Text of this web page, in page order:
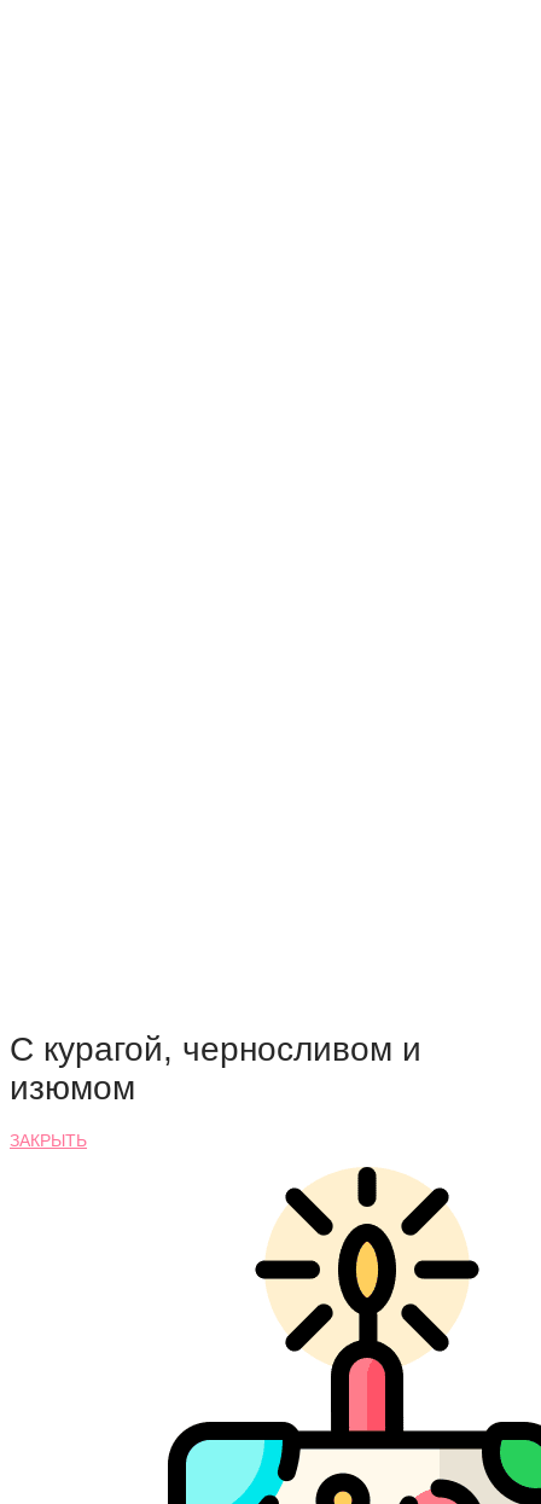
С курагой, черносливом и
изюмом
ЗАКРЫТЬ